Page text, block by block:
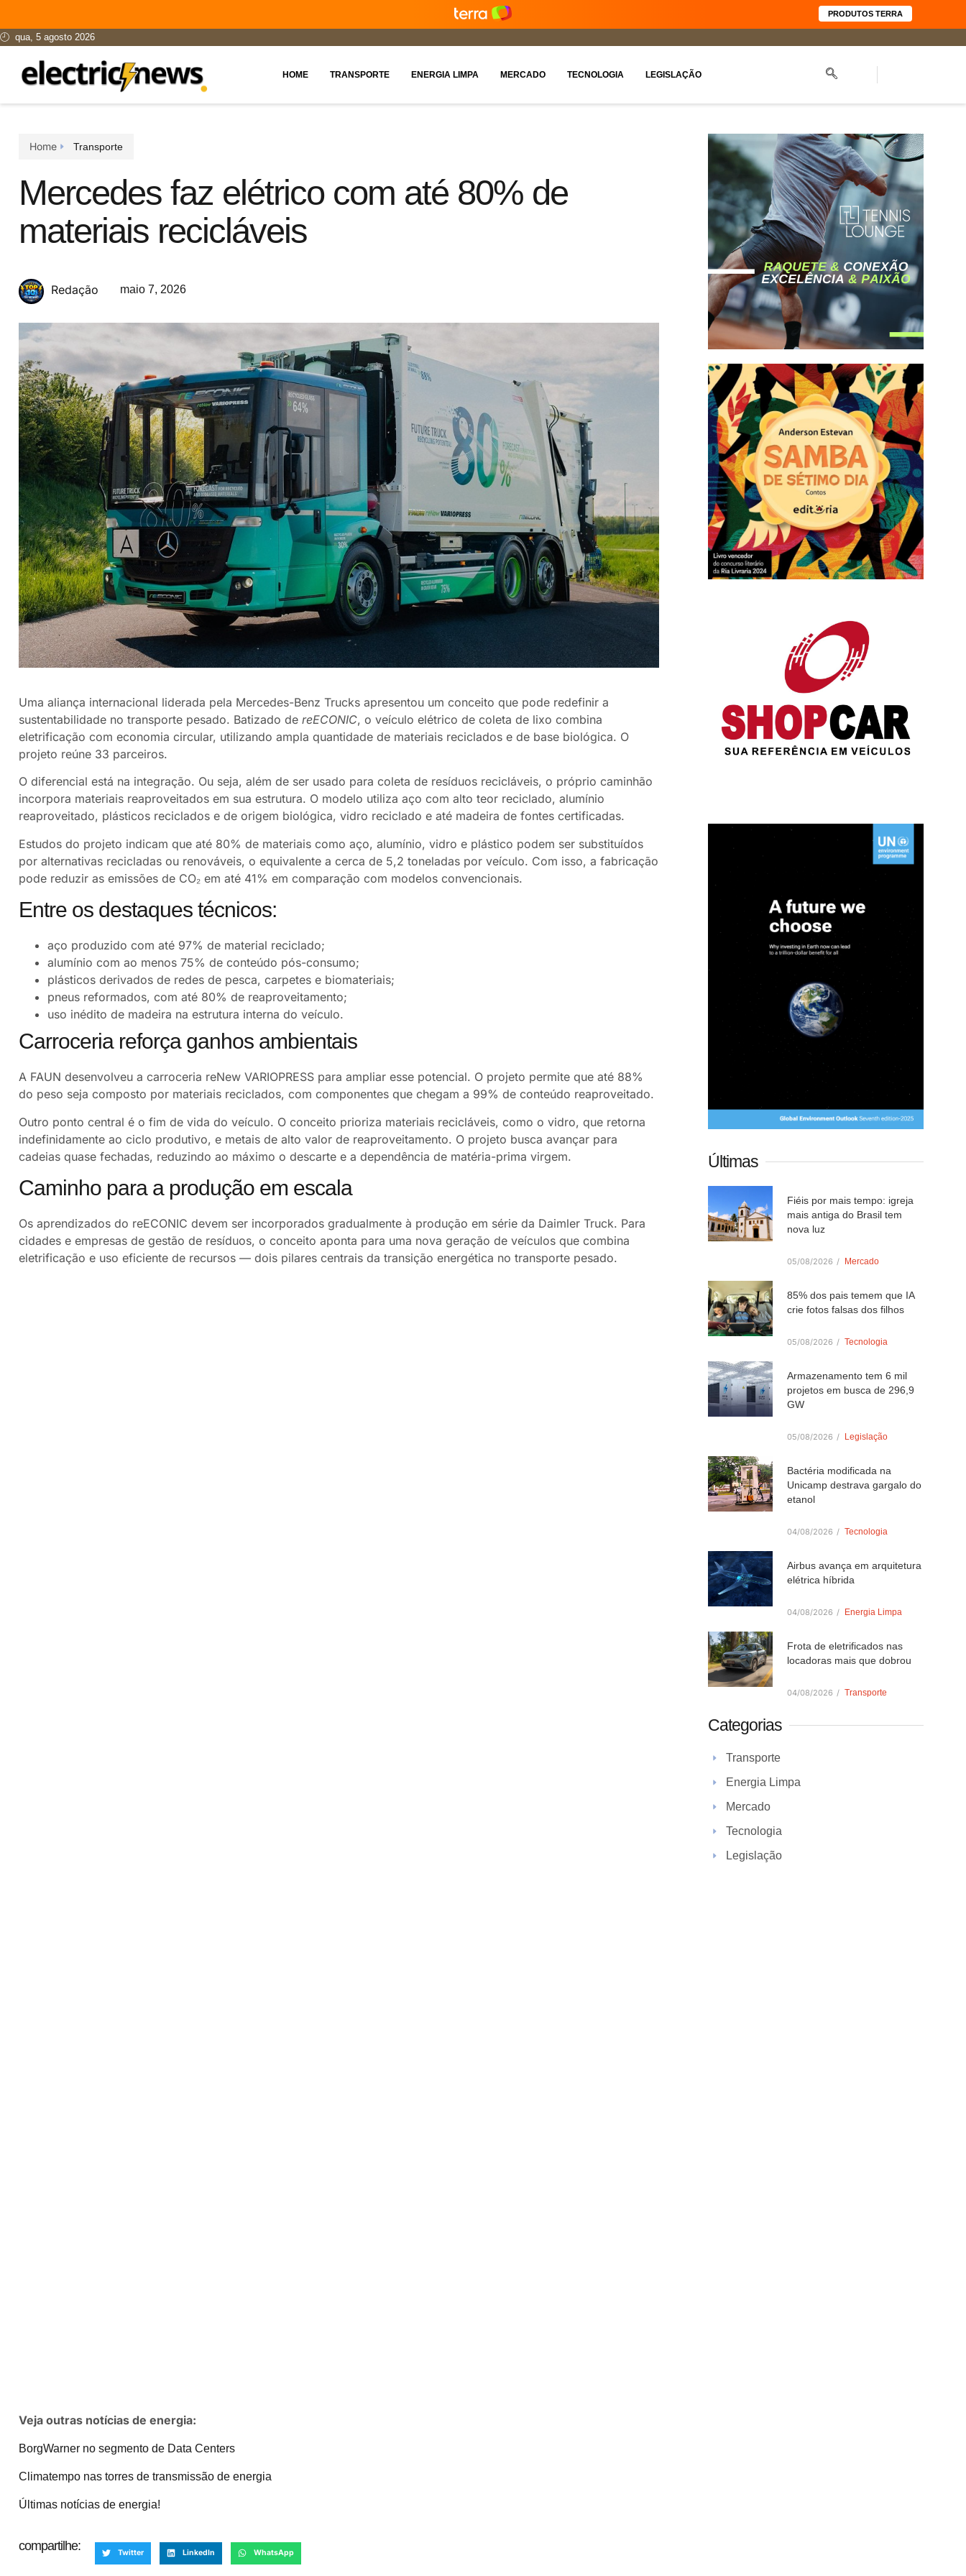
PRODUTOS TERRA
qua, 5 agosto 2026
HOME TRANSPORTE ENERGIA LIMPA MERCADO TECNOLOGIA LEGISLAÇÃO
Home Transporte
Mercedes faz elétrico com até 80% de
materiais recicláveis
Redação maio 7, 2026
Uma aliança internacional liderada pela Mercedes-Benz Trucks apresentou um conceito que pode redefinir a
sustentabilidade no transporte pesado. Batizado de reECONIC, o veículo elétrico de coleta de lixo combina
eletrificação com economia circular, utilizando ampla quantidade de materiais reciclados e de base biológica. O
projeto reúne 33 parceiros.
O diferencial está na integração. Ou seja, além de ser usado para coleta de resíduos recicláveis, o próprio caminhão
incorpora materiais reaproveitados em sua estrutura. O modelo utiliza aço com alto teor reciclado, alumínio
reaproveitado, plásticos reciclados e de origem biológica, vidro reciclado e até madeira de fontes certificadas.
Estudos do projeto indicam que até 80% de materiais como aço, alumínio, vidro e plástico podem ser substituídos
por alternativas recicladas ou renováveis, o equivalente a cerca de 5,2 toneladas por veículo. Com isso, a fabricação
pode reduzir as emissões de CO₂ em até 41% em comparação com modelos convencionais.
Entre os destaques técnicos:
aço produzido com até 97% de material reciclado;
alumínio com ao menos 75% de conteúdo pós-consumo;
plásticos derivados de redes de pesca, carpetes e biomateriais;
pneus reformados, com até 80% de reaproveitamento;
uso inédito de madeira na estrutura interna do veículo.
Carroceria reforça ganhos ambientais
A FAUN desenvolveu a carroceria reNew VARIOPRESS para ampliar esse potencial. O projeto permite que até 88%
do peso seja composto por materiais reciclados, com componentes que chegam a 99% de conteúdo reaproveitado.
Outro ponto central é o fim de vida do veículo. O conceito prioriza materiais recicláveis, como o vidro, que retorna
indefinidamente ao ciclo produtivo, e metais de alto valor de reaproveitamento. O projeto busca avançar para
cadeias quase fechadas, reduzindo ao máximo o descarte e a dependência de matéria-prima virgem.
Caminho para a produção em escala
Os aprendizados do reECONIC devem ser incorporados gradualmente à produção em série da Daimler Truck. Para
cidades e empresas de gestão de resíduos, o conceito aponta para uma nova geração de veículos que combina
eletrificação e uso eficiente de recursos — dois pilares centrais da transição energética no transporte pesado.
Veja outras notícias de energia:
BorgWarner no segmento de Data Centers
Climatempo nas torres de transmissão de energia
Últimas notícias de energia!
compartilhe: Twitter LinkedIn WhatsApp
Últimas
Fiéis por mais tempo: igreja
mais antiga do Brasil tem
nova luz
05/08/2026 / Mercado
85% dos pais temem que IA
crie fotos falsas dos filhos
05/08/2026 / Tecnologia
Armazenamento tem 6 mil
projetos em busca de 296,9
GW
05/08/2026 / Legislação
Bactéria modificada na
Unicamp destrava gargalo do
etanol
04/08/2026 / Tecnologia
Airbus avança em arquitetura
elétrica híbrida
04/08/2026 / Energia Limpa
Frota de eletrificados nas
locadoras mais que dobrou
04/08/2026 / Transporte
Categorias
Transporte
Energia Limpa
Mercado
Tecnologia
Legislação